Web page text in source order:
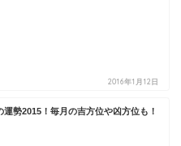
2016年1月12日
運勢2015！毎月の吉方位や凶方位も！